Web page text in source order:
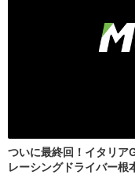
ついに最終回！イタリア
レーシングドライバー